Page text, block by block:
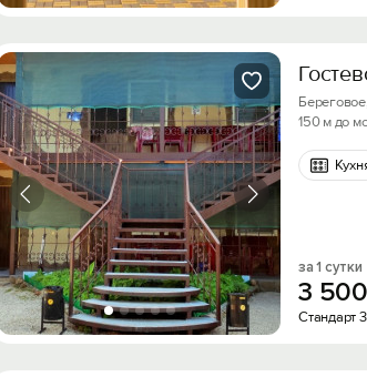
150 м до
за 1 сутки
3 500
Стандарт
Вход на
Войти или